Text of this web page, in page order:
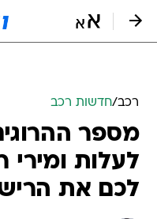
רכב/חדשות רכב
מספר
לעלות
לכם את